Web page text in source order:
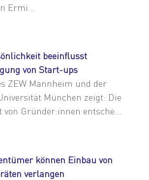
Ermi...
beeinflusst
von Start-ups
ZEW Mannheim und der
München zeigt: Die
von Gründer:innen entsche...
können Einbau von
verlangen